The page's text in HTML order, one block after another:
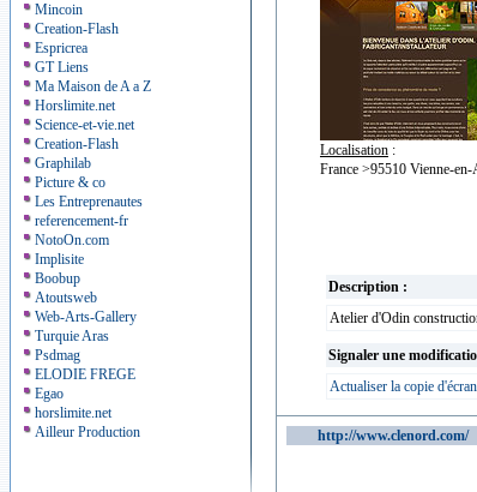
Mincoin
Creation-Flash
Espricrea
GT Liens
Ma Maison de A a Z
Horslimite.net
Science-et-vie.net
Creation-Flash
Graphilab
Picture & co
Les Entreprenautes
referencement-fr
NotoOn.com
Implisite
Boobup
Atoutsweb
Web-Arts-Gallery
Turquie Aras
Psdmag
ELODIE FREGE
Egao
horslimite.net
Ailleur Production
Localisation :
France >95510 Vienne-
Description :
Atelier d'Odin
Signaler une
Actualiser la copie
http://www.clenord.com/